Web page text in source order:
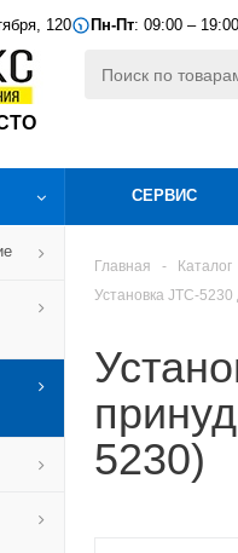
120 Пн-Пт: 09:00 – 19:00
СЕРВИС
Главная - Каталог
Установка JTC-
5230)